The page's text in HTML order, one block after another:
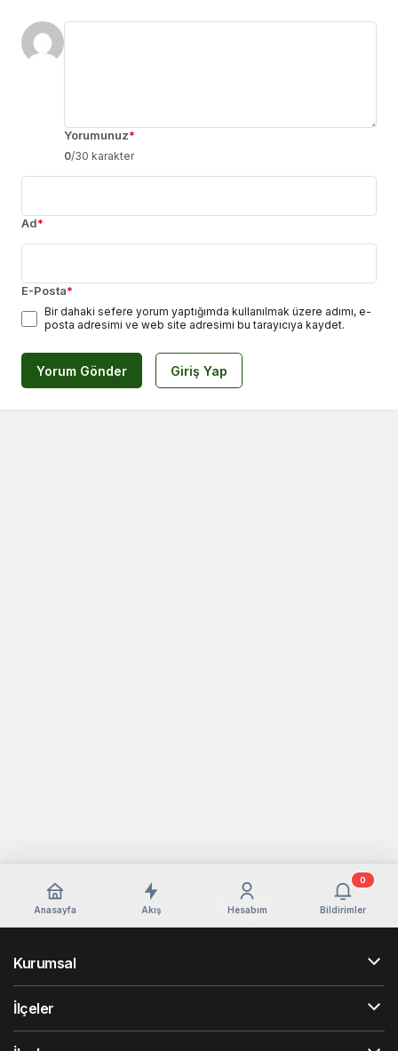
Yorumunuz*
0/30 karakter
Ad*
E-Posta*
Bir dahaki sefere yorum yaptığımda kullanılmak üzere adımı, e-
posta adresimi ve web site adresimi bu tarayıcıya kaydet.
Yorum Gönder Giriş Yap
Anasayfa Akış Hesabım Bildirimler
0
Kurumsal
İlçeler